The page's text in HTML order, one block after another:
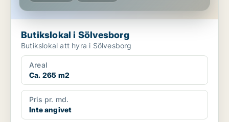
Butikslokal i Sölvesborg
Butikslokal att hyra i Sölvesborg
Areal
Ca. 265 m2
Pris pr. md.
Inte angivet